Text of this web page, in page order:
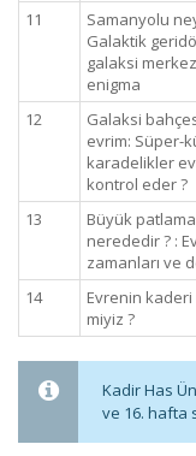
11
Samanyolu
Galaktik
galaksi
enigma
12
Galaksi
evrim: Süper-
karadelikler
kontrol eder ?
13
Büyük
nerededir ? :
zamanları ve
14
Evrenin
miyiz ?
Kadir Has
ve 16. hafta